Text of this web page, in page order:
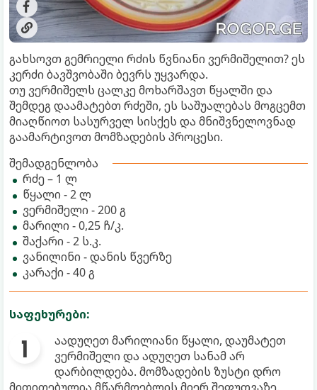
გახსოვთ გემრიელი რძის წვნიანი ვერმიშელით? ეს
კერძი ბავშვობაში ბევრს უყვარდა.
თუ ვერმიშელს ცალკე მოხარშავთ წყალში და
შემდეგ დაამატებთ რძეში, ეს საშუალებას მოგცემთ
მიაღწიოთ სასურველ სისქეს და მნიშვნელოვნად
გაამარტივოთ მომზადების პროცესი.
შემადგენლობა
რძე – 1 ლ
წყალი - 2 ლ
ვერმიშელი - 200 გ
მარილი - 0,25 ჩ/კ.
შაქარი - 2 ს.კ.
ვანილინი - დანის წვერზე
კარაქი - 40 გ
საფეხურები:
აადუღეთ მარილიანი წყალი, დაუმატეთ
ვერმიშელი და ადუღეთ სანამ არ
დარბილდება. მომზადების ზუსტი დრო